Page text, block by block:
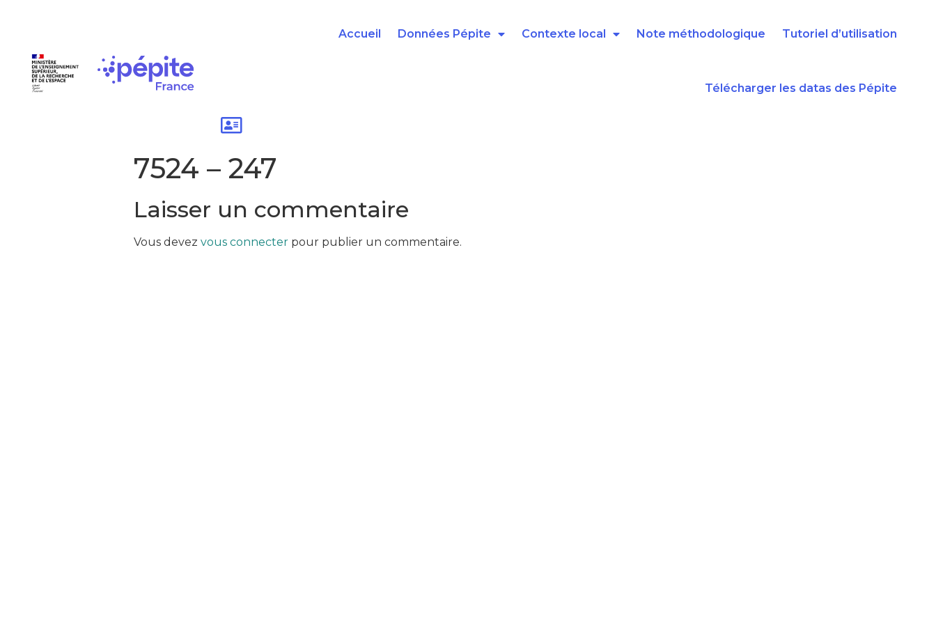
Accueil Données Pépite Contexte local Note méthodologique Tutoriel d’utilisation
Télécharger les datas des Pépite
7524 – 247
Laisser un commentaire
Vous devez vous connecter pour publier un commentaire.